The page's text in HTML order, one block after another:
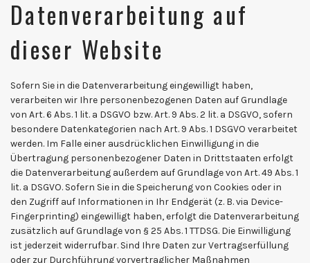
Datenverarbeitung auf
dieser Website
Sofern Sie in die Datenverarbeitung eingewilligt haben,
verarbeiten wir Ihre personenbezogenen Daten auf Grundlage
von Art. 6 Abs. 1 lit. a DSGVO bzw. Art. 9 Abs. 2 lit. a DSGVO, sofern
besondere Datenkategorien nach Art. 9 Abs. 1 DSGVO verarbeitet
werden. Im Falle einer ausdrücklichen Einwilligung in die
Übertragung personenbezogener Daten in Drittstaaten erfolgt
die Datenverarbeitung außerdem auf Grundlage von Art. 49 Abs. 1
lit. a DSGVO. Sofern Sie in die Speicherung von Cookies oder in
den Zugriff auf Informationen in Ihr Endgerät (z. B. via Device-
Fingerprinting) eingewilligt haben, erfolgt die Datenverarbeitung
zusätzlich auf Grundlage von § 25 Abs. 1 TTDSG. Die Einwilligung
ist jederzeit widerrufbar. Sind Ihre Daten zur Vertragserfüllung
oder zur Durchführung vorvertraglicher Maßnahmen